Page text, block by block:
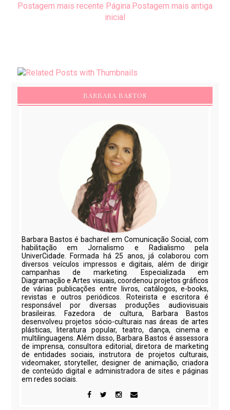
Postagem mais recente Postagem mais antiga
Página
inicial
BARBARA BASTOS
Barbara Bastos é bacharel em Comunicação Social, com
habilitação em Jornalismo e Radialismo pela
UniverCidade. Formada há 25 anos, já colaborou com
diversos veículos impressos e digitais, além de dirigir
campanhas de marketing. Especializada em
Diagramação e Artes visuais, coordenou projetos gráficos
de várias publicações entre livros, catálogos, e-books,
revistas e outros periódicos. Roteirista e escritora é
responsável por diversas produções audiovisuais
brasileiras. Fazedora de cultura, Barbara Bastos
desenvolveu projetos sócio-culturais nas áreas de artes
plásticas, literatura popular, teatro, dança, cinema e
multilinguagens. Além disso, Barbara Bastos é assessora
de imprensa, consultora editorial, diretora de marketing
de entidades sociais, instrutora de projetos culturais,
videomaker, storyteller, designer de animação, criadora
de conteúdo digital e administradora de sites e páginas
em redes sociais.